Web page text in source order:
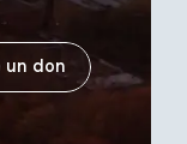
un don